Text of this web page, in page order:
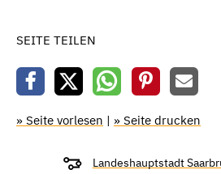
SEITE TEILEN
» Seite vorlesen | » Seite drucken
Landeshauptstadt